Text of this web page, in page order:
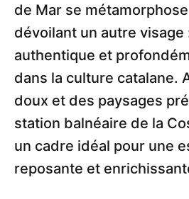
de Mar se
dévoilant un autre visage
authentique et
dans la culture catalane.
doux et des paysages
station balnéaire de la
un cadre idéal pour une
reposante et